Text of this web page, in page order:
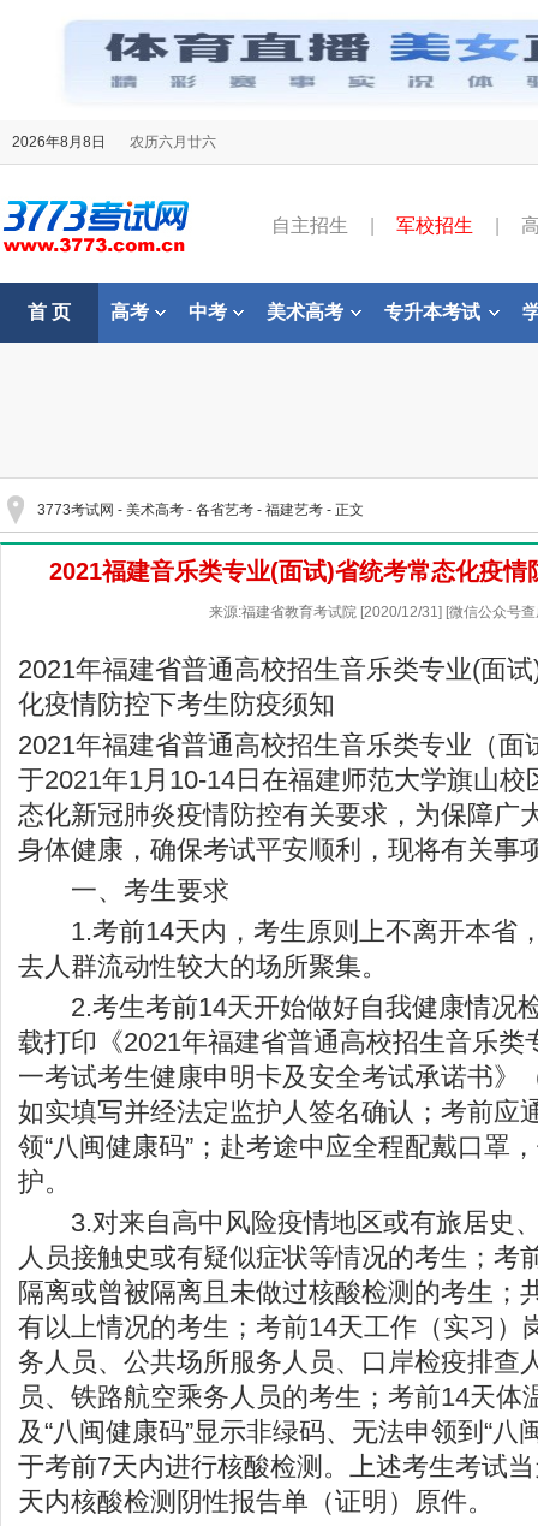
2026年8月8日 农历六月廿六
自主招生 军校招生
首 页 高考 中考 美术高考 专升本考试
3773考试网 - 美术高考 - 各省艺考 - 福建艺考 - 正文
2021福建音乐类专业(面试)省统考常态化疫情
来源:福建省教育考试院 [2020/12/31] [微信公众号
2021年福建省普通高校招生音乐类专业(面
化疫情防控下考生防疫须知
2021年福建省普通高校招生音乐类专业（面
于2021年1月10-14日在福建师范大学旗山校
态化新冠肺炎疫情防控有关要求，为保障广
身体健康，确保考试平安顺利，现将有关事
一、考生要求
1.考前14天内，考生原则上不离开本省
去人群流动性较大的场所聚集。
2.考生考前14天开始做好自我健康情况
载打印《2021年福建省普通高校招生音乐类
一考试考生健康申明卡及安全考试承诺书》
如实填写并经法定监护人签名确认；考前应
领“八闽健康码”；赴考途中应全程配戴口罩
护。
3.对来自高中风险疫情地区或有旅居史
人员接触史或有疑似症状等情况的考生；考
隔离或曾被隔离且未做过核酸检测的考生；
有以上情况的考生；考前14天工作（实习）
务人员、公共场所服务人员、口岸检疫排查
员、铁路航空乘务人员的考生；考前14天体
及“八闽健康码”显示非绿码、无法申领到“八
于考前7天内进行核酸检测。上述考生考试
天内核酸检测阴性报告单（证明）原件。